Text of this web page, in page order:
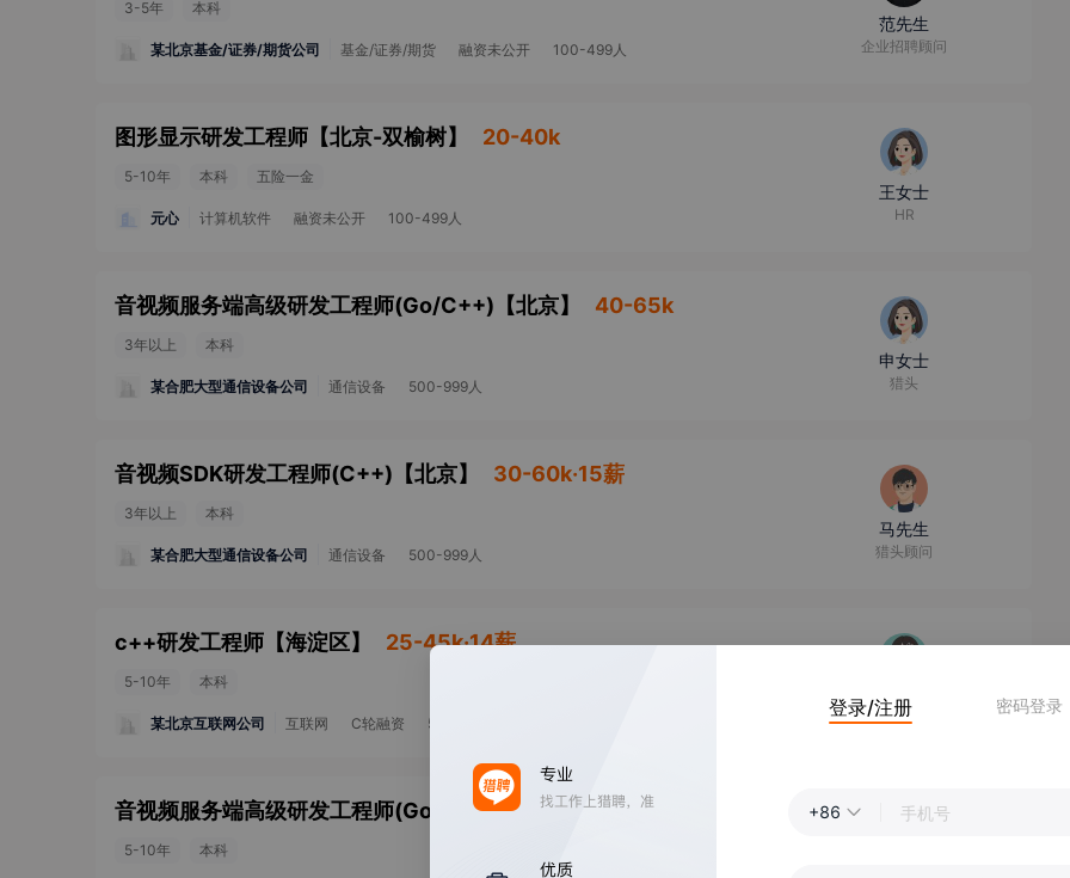
3-5年 本科
某北京基金/证券/期货公司 基金/证券/期货 融资未公开 100-499人
范先生
企业招聘顾问
图形显示研发工程师 【北京-双榆树】 20-40k
5-10年 本科 五险一金
元心 计算机软件 融资未公开 100-499人
王女士
HR
音视频服务端高级研发工程师(Go/C++) 【北京】 40-65k
3年以上 本科
某合肥大型通信设备公司 通信设备 500-999人
申女士
猎头
音视频SDK研发工程师(C++) 【北京】 30-60k·15薪
3年以上 本科
某合肥大型通信设备公司 通信设备 500-999人
马先生
猎头顾问
c++研发工程师 【海淀区】 25-45k·14薪
5-10年 本科
某北京互联网公司 互联网 C轮融资 50-99人
宁女士
猎头顾问
音视频服务端高级研发工程师(Go/C++)【北京】 50-80k
5-10年 本科
登录/注册 密码登录
+86